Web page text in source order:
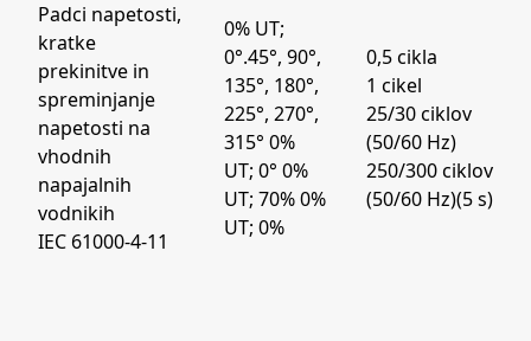
Padci napetosti,
kratke
prekinitve in
spreminjanje
napetosti na
vhodnih
napajalnih
vodnikih
IEC 61000-4-11
0% UT;
0°.45°, 90°,
135°, 180°,
225°, 270°,
315° 0%
UT; 0° 0%
UT; 70% 0%
UT; 0%
0,5 cikla
1 cikel
25/30 ciklov
(50/60 Hz)
250/300 ciklov
(50/60 Hz)(5 s)